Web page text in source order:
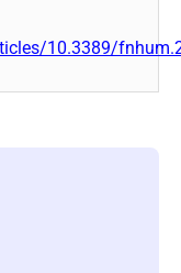
10.3389/